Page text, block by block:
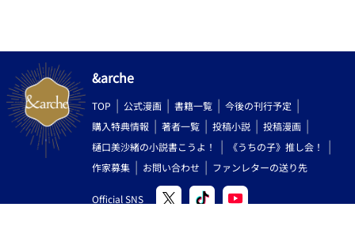
&arche
TOP 公式漫画 書籍一覧
今後の刊行予定
購入特典情報
著者一覧 投稿小説
投稿漫画
樋口美沙緒の小説書こうよ！
《うちの子》推し会！
作家募集
お問い合わせ ファンレターの送り先
Official SNS